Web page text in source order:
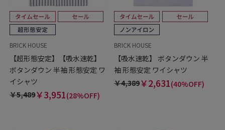
BRICK HOUSE
【超形態安定】【吸水速乾】
ボタンダウン 半袖 形態安定 ワ
イシャツ
￥5,489￥3,951(28%OFF)
BRICK HOUSE
【吸水速乾】 ボタンダウン 半
袖 形態安定 ワイシャツ
￥4,389￥2,631(40%OFF)